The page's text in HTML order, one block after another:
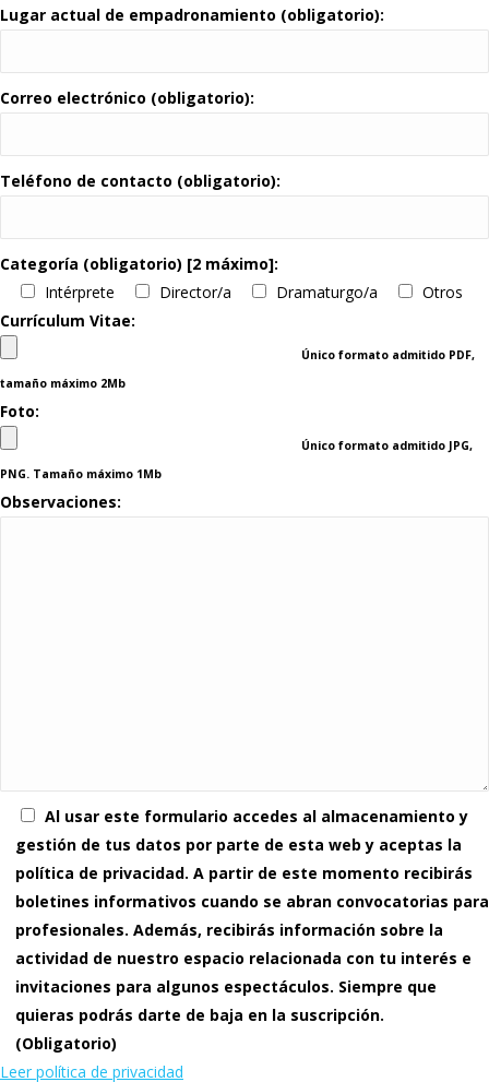
Lugar actual de empadronamiento (obligatorio):
Correo electrónico (obligatorio):
Teléfono de contacto (obligatorio):
Categoría (obligatorio) [2 máximo]:
Intérprete
Director/a Dramaturgo/a
Otros
Currículum Vitae:
Único formato admitido PDF,
tamaño máximo 2Mb
Foto:
Único formato admitido JPG,
PNG. Tamaño máximo 1Mb
Observaciones:
Al usar este formulario accedes al almacenamiento y
gestión de tus datos por parte de esta web y aceptas la
política de privacidad. A partir de este momento recibirás
boletines informativos cuando se abran convocatorias para
profesionales. Además, recibirás información sobre la
actividad de nuestro espacio relacionada con tu interés e
invitaciones para algunos espectáculos. Siempre que
quieras podrás darte de baja en la suscripción.
(Obligatorio)
Leer política de privacidad